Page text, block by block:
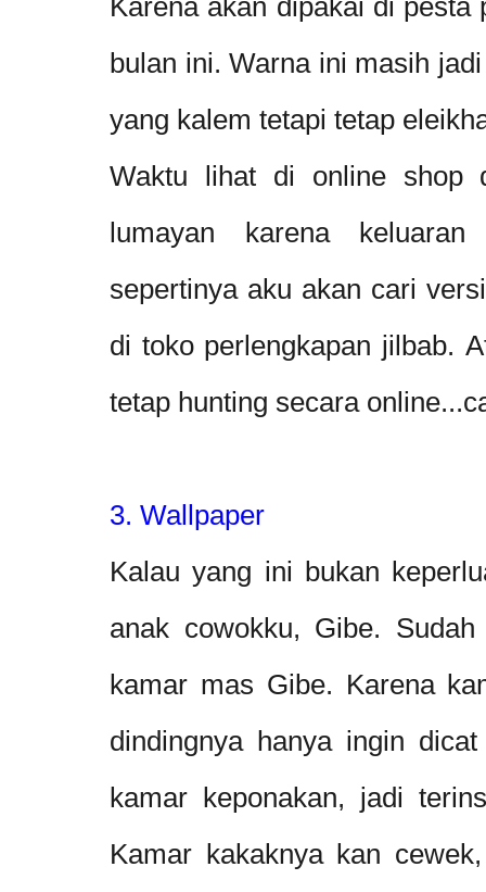
bulan ini. Warna ini masih
yang kalem tetapi tetap
Waktu lihat di online shop
lumayan karena
sepertinya aku akan cari
di toko perlengkapan jilbab.
tetap hunting secara
3. Wallpaper
Kalau yang ini bukan
anak cowokku, Gibe.
kamar mas Gibe. Karena
dindingnya hanya ingin
kamar keponakan, jadi
Kamar kakaknya kan